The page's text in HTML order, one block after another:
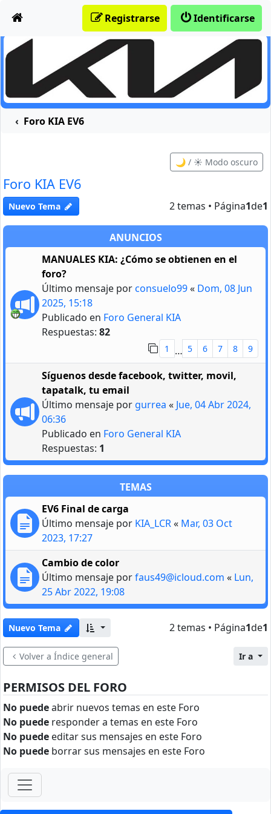
Identificarse
Registrarse
Foro KIA EV6
🌙 / ☀️ Modo oscuro
Foro KIA EV6
Nuevo Tema 2 temas • Página1de1
ANUNCIOS
MANUALES KIA: ¿Cómo se obtienen en el
foro?
Último mensaje porconsuelo99« Dom, 08 Jun
2025, 15:18
Publicado en Foro General KIA
Respuestas: 82
1 … 5 6 7 8 9
Síguenos desde facebook, twitter, movil,
tapatalk, tu email
Último mensaje por gurrea « Jue, 04 Abr 2024,
06:36
Publicado en Foro General KIA
Respuestas: 1
TEMAS
EV6 Final de carga
Último mensaje por KIA_LCR« Mar, 03 Oct
2023, 17:27
Cambio de color
Último mensaje porfaus49@icloud.com « Lun,
25 Abr 2022, 19:08
Nuevo Tema 2 temas • Página1de1
Volver a Índice general Ir a
PERMISOS DEL FORO
No puedeabrir nuevos temas en este Foro
No puede responder a temas en este Foro
No puede editar sus mensajes en este Foro
No puede borrar sus mensajes en este Foro